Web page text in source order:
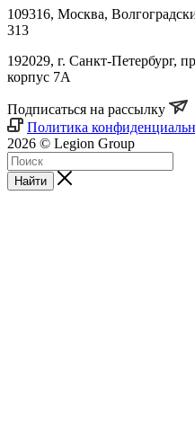
109316, Москва,
313
192029, г. Санкт-Петербург,
корпус 7А
Подписаться на рассылку
Политика
2026 © Legion Group
Найти